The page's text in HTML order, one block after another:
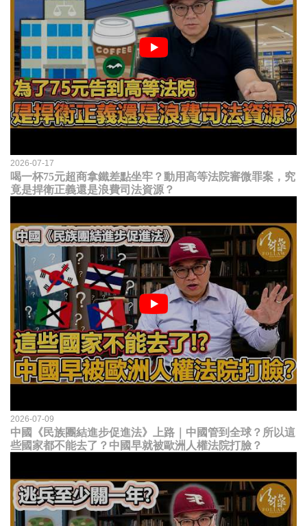
2026-07-17
喝一杯75元超商拿鐵差點坐牢？動用高等法院審微罪案，究
竟是捍衛正義還是浪費司法資源？
2026-07-09
中國《民族團結進步促進法》上路｜中國管到全球？所以這
些國家都不能去了？中國早就被歐洲人權法院打臉？